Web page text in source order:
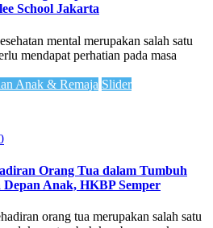
School Jakarta
mental merupakan salah satu
mendapat perhatian pada masa
Anak & Remaja Slider
Orang Tua dalam Tumbuh
Anak, HKBP Semper
orang tua merupakan salah satu